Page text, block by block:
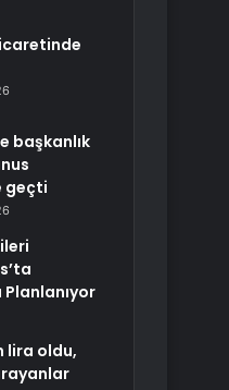
başkanlık
geçti
Planlanıyor
lira oldu,